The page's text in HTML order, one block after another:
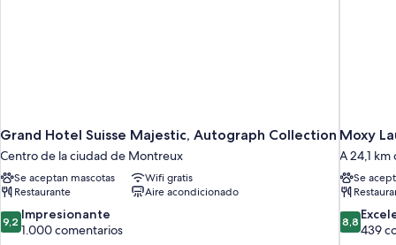
Grand Hotel Suisse Majestic, Autograph Collection
Centro de la ciudad de Montreux
Se aceptan mascotas
Wifi gratis
Restaurante
Aire acondicionado
9.2
sobre
9,2 Impresionante
1.000 comentarios
Moxy
A 24,1
Se
8.8
sobre
8,8
439